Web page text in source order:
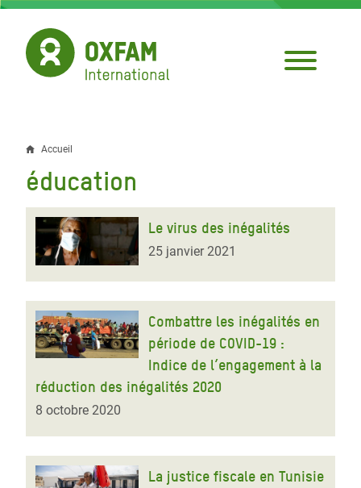
Aller
contenu
principal
Fil
d'Ariane
Accueil
éducation
Le virus des inégalités
25 janvier 2021
Combattre les inégalités en
période de COVID-19 :
Indice de l’engagement à la
réduction des inégalités 2020
8 octobre 2020
La justice fiscale en Tunisie